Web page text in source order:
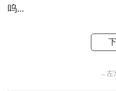
呜...
← 左